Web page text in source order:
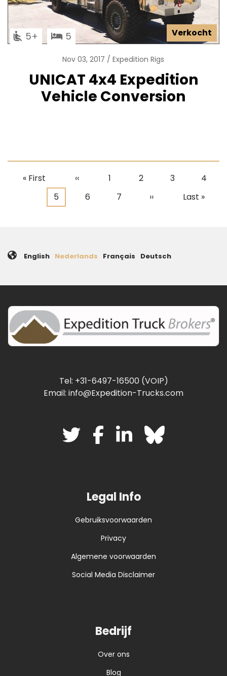
Verkocht
5 5
Nov 03, 2017 Expedition Rigs
UNICAT 4x4 Expedition
Vehicle Conversion
Paginering
Eerste
« First
Vorige
pagina
‹‹ Pagina
1 Pagina
2 Pagina
3
4
Huidige
5 Pagina
6 Pagina
7
Volgende
››
Laatste
Last »
English Nederlands Français Deutsch
Tel: +31-6497-16500 (VOIP)
Email: info@Expedition-Trucks.com
Legal Info
Gebruiksvoorwaarden
Privacy
Algemene voorwaarden
Social Media Disclaimer
Bedrijf
Over ons
Blog